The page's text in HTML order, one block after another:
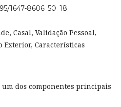
1647-8606_50_18
Casal, Validação Pessoal,
Exterior, Características
dos componentes principais